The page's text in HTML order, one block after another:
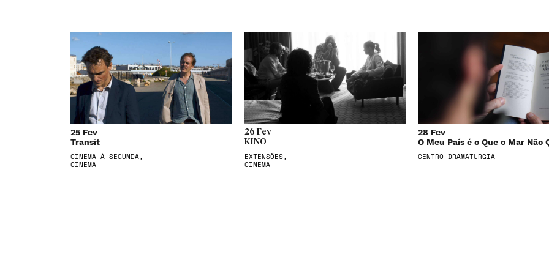
25 Fev
Transit
CINEMA À SEGUNDA,
CINEMA
26 Fev
KINO
EXTENSÕES,
CINEMA
28 Fev
O Meu País é o Que o Mar Não
CENTRO DRAMATURGIA